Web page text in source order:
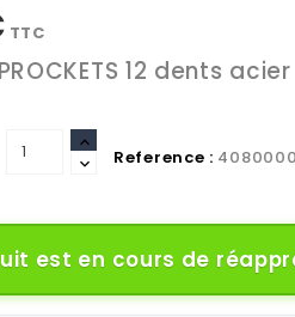
TTC
12 dents
Reference :
est en cours de